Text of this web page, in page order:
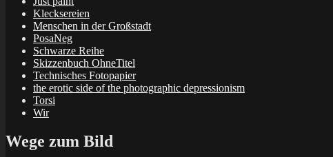
Klecksereien
Menschen in der Großstadt
PosaNeg
Schwarze Reihe
Skizzenbuch OhneTitel
Technisches Fotopapier
the erotic side of the photographic depressionism
Torsi
Wir
Wege zum Bild